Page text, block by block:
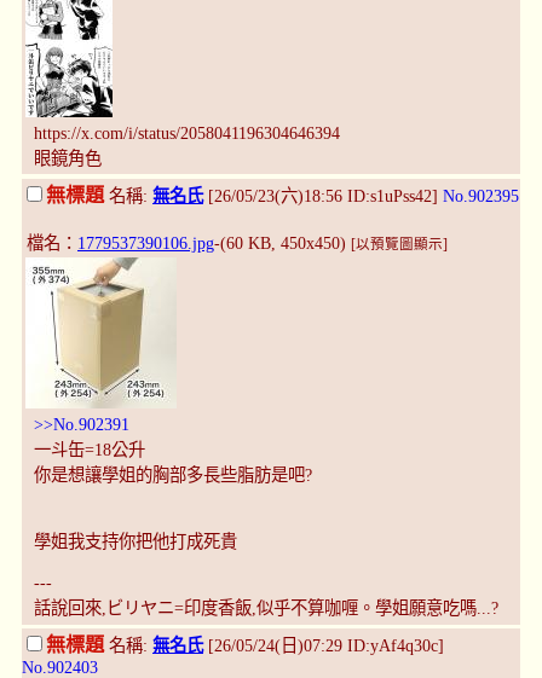
https://x.com/i/status/2058041196304646394
眼鏡角色
無標題 名稱: 無名氏[26/05/23(六)18:56 ID:s1uPss42] No.902395
檔名： 1779537390106.jpg-(60 KB, 450x450) [以預覽圖顯示]
>>No.902391
一斗缶=18公升
你是想讓學姐的胸部多長些脂肪是吧?
學姐我支持你把他打成死貴
---
話說回來,ビリヤニ=印度香飯,似乎不算咖喱。學姐願意吃嗎...?
無標題 名稱: 無名氏[26/05/24(日)07:29 ID:yAf4q30c]
No.902403